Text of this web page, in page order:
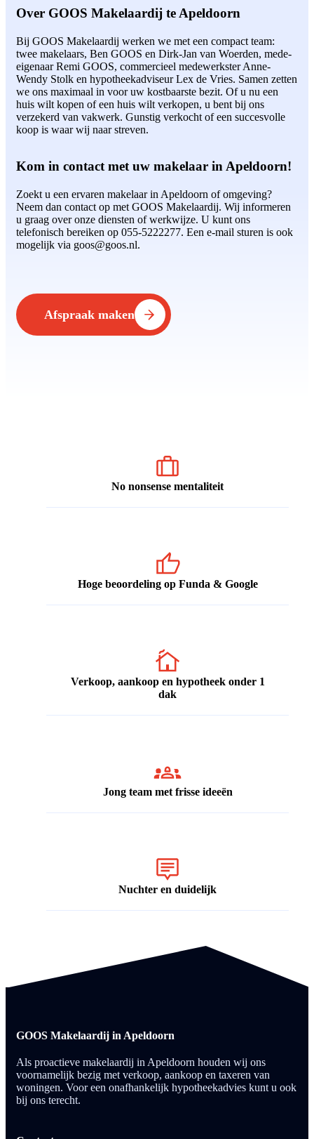
Over GOOS Makelaardij te Apeldoorn
Bij GOOS Makelaardij werken we met een compact team:
twee makelaars, Ben GOOS en Dirk-Jan van Woerden, mede-
eigenaar Remi GOOS, commercieel medewerkster Anne-
Wendy Stolk en hypotheekadviseur Lex de Vries. Samen zetten
we ons maximaal in voor uw kostbaarste bezit. Of u nu een
huis wilt kopen of een huis wilt verkopen, u bent bij ons
verzekerd van vakwerk. Gunstig verkocht of een succesvolle
koop is waar wij naar streven.
Kom in contact met uw makelaar in Apeldoorn!
Zoekt u een ervaren makelaar in Apeldoorn of omgeving?
Neem dan contact op met GOOS Makelaardij. Wij informeren
u graag over onze diensten of werkwijze. U kunt ons
telefonisch bereiken op 055-5222277. Een e-mail sturen is ook
mogelijk via goos@goos.nl.
Afspraak maken
No nonsense mentaliteit
Hoge beoordeling op Funda & Google
Verkoop, aankoop en hypotheek onder 1
dak
Jong team met frisse ideeën
Nuchter en duidelijk
GOOS Makelaardij in Apeldoorn
Als proactieve makelaardij in Apeldoorn houden wij ons
voornamelijk bezig met verkoop, aankoop en taxeren van
woningen. Voor een onafhankelijk hypotheekadvies kunt u ook
bij ons terecht.